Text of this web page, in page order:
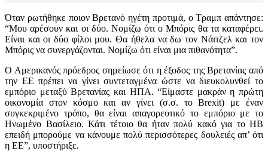
Όταν ρωτήθηκε ποιον Βρετανό ηγέτη προτιμά, ο Τραμπ απάντησε:
“Μου αρέσουν και οι δύο. Νομίζω ότι ο Μπόρις θα τα καταφέρει.
Είναι και οι δύο φίλοι μου. Θα ήθελα να δω τον Νάιτζελ και τον
Μπόρις να συνεργάζονται. Νομίζω ότι είναι μια πιθανότητα”.
Ο Αμερικανός πρόεδρος σημείωσε ότι η έξοδος της Βρετανίας από
την ΕΕ πρέπει να γίνει συντεταγμένα ώστε να διευκολυνθεί το
εμπόριο μεταξύ Βρετανίας και ΗΠΑ. “Είμαστε μακράν η πρώτη
οικονομία στον κόσμο και αν γίνει (σ.σ. το Brexit) με έναν
συγκεκριμένο τρόπο, θα είναι απαγορευτικό το εμπόριο με το
Ηνωμένο Βασίλειο. Κάτι τέτοιο θα ήταν πολύ κακό για το ΗΒ
επειδή μπορούμε να κάνουμε πολύ περισσότερες δουλειές απ’ ότι
η ΕΕ”, υποστήριξε.